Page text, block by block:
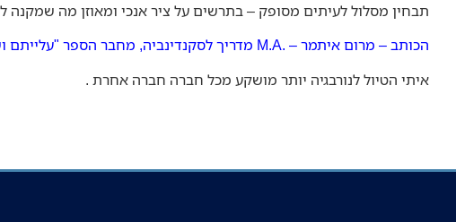
תבחין מסלול לעיתים מסופק – בתרשים על ציר אנכי ומאוזן מה שמקנה
הכותב – מרום איתמר – .M.A מדריך לסקנדינביה, מחבר הספר "עלייתם ושקיעתם של הויקינגים -200 שנות הגמוניה – מאות ה-8-10", ומנהל אתר http://tour4less.co.
איתי הטיול לנורבגיה יותר מושקע מכל חברה חברה אחרת .